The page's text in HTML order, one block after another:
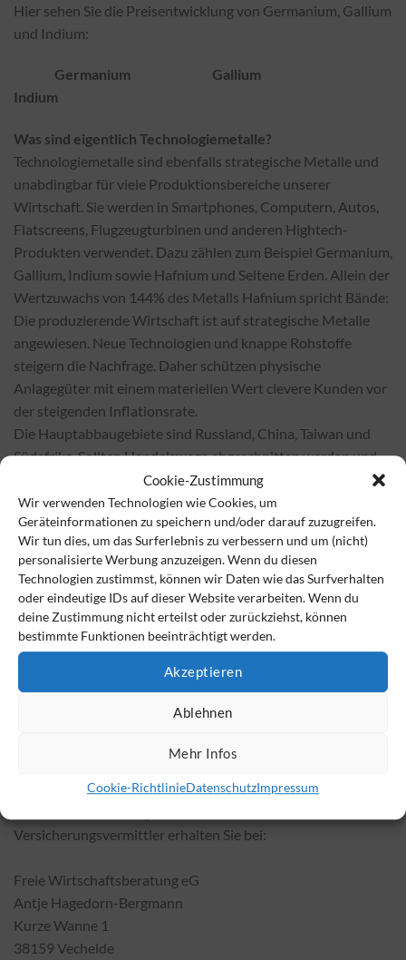
Cookie-Zustimmung
Wir verwenden Technologien wie Cookies, um
Geräteinformationen zu speichern und/oder darauf zuzugreifen.
Wir tun dies, um das Surferlebnis zu verbessern und um (nicht)
personalisierte Werbung anzuzeigen. Wenn du diesen
Technologien zustimmst, können wir Daten wie das Surfverhalten
oder eindeutige IDs auf dieser Website verarbeiten. Wenn du
deine Zustimmung nicht erteilst oder zurückziehst, können
bestimmte Funktionen beeinträchtigt werden.
Akzeptieren
Ablehnen
Mehr Infos
Cookie-RichtlinieDatenschutzImpressum
Hier sehen Sie die Preisentwicklung von Germanium, Gallium
und Indium:
Germanium Gallium
Indium
Was sind eigentlich Technologiemetalle?
Technologiemetalle sind ebenfalls strategische Metalle und
unabdingbar für viele Produktionsbereiche unserer
Wirtschaft. Sie werden in Smartphones, Computern, Autos,
Flatscreens, Flugzeugturbinen und anderen Hightech-
Produkten verwendet. Dazu zählen zum Beispiel Germanium,
Gallium, Indium sowie Hafnium und Seltene Erden. Allein der
Wertzuwachs von 144% des Metalls Hafnium spricht Bände:
Die produzierende Wirtschaft ist auf strategische Metalle
angewiesen. Neue Technologien und knappe Rohstoffe
steigern die Nachfrage. Daher schützen physische
Anlagegüter mit einem materiellen Wert clevere Kunden vor
der steigenden Inflationsrate.
Die Hauptabbaugebiete sind Russland, China, Taiwan und
Südafrika. Sollten Handelswege abgeschnitten werden und
es zu Unterbrechungen in der Lieferkette kommen, ist die
europäische Industrie mit Metalllagern gewappnet, sodass
die Investoren als Kunden fungieren. Anfragen sind jederzeit
möglich, um so gegebenenfalls auf die eingelagerten Metalle
zurückgreifen zu können. Die Einlagerung der
Technologiemetalle erfolgt in speziellen Zollfreilagern in
Deutschland, wo höchste Sicherheit garantiert wird.
Welche Vorteile haben physische Metalle?
Der Kunde spart sich beim physischen Erwerb seiner Metalle
Nähere Informationen über den Erwerb von strategischen
Versicherungsvermittler erhalten Sie bei:
Freie Wirtschaftsberatung eG
Antje Hagedorn-Bergmann
Kurze Wanne 1
38159 Vechelde